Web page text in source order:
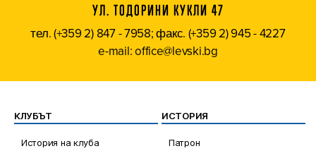
УЛ. ТОДОРИНИ КУКЛИ 47
тел. (+359 2) 847 - 7958; факс. (+359 2) 945 - 4227
e-mail: office@levski.bg
КЛУБЪТ
История на клуба
ИСТОРИЯ
Патрон